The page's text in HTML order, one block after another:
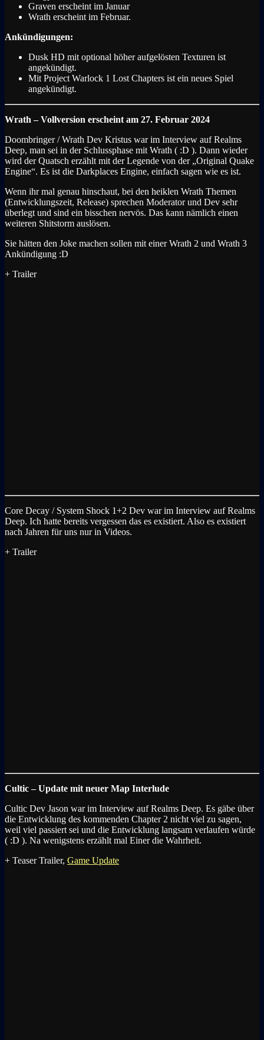
Graven erscheint im Januar
Wrath erscheint im Februar.
Ankündigungen:
Dusk HD mit optional höher aufgelösten Texturen ist
angekündigt.
Mit Project Warlock 1 Lost Chapters ist ein neues Spiel
angekündigt.
Wrath – Vollversion erscheint am 27. Februar 2024
Doombringer / Wrath Dev Kristus war im Interview auf Realms
Deep, man sei in der Schlussphase mit Wrath ( :D ). Dann wieder
wird der Quatsch erzählt mit der Legende von der „Original Quake
Engine“. Es ist die Darkplaces Engine, einfach sagen wie es ist.
Wenn ihr mal genau hinschaut, bei den heiklen Wrath Themen
(Entwicklungszeit, Release) sprechen Moderator und Dev sehr
überlegt und sind ein bisschen nervös. Das kann nämlich einen
weiteren Shitstorm auslösen.
Sie hätten den Joke machen sollen mit einer Wrath 2 und Wrath 3
Ankündigung :D
+ Trailer
Core Decay / System Shock 1+2 Dev war im Interview auf Realms
Deep. Ich hatte bereits vergessen das es existiert. Also es existiert
nach Jahren für uns nur in Videos.
+ Trailer
Cultic – Update mit neuer Map Interlude
Cultic Dev Jason war im Interview auf Realms Deep. Es gäbe über
die Entwicklung des kommenden Chapter 2 nicht viel zu sagen,
weil viel passiert sei und die Entwicklung langsam verlaufen würde
( :D ). Na wenigstens erzählt mal Einer die Wahrheit.
+ Teaser Trailer, Game Update